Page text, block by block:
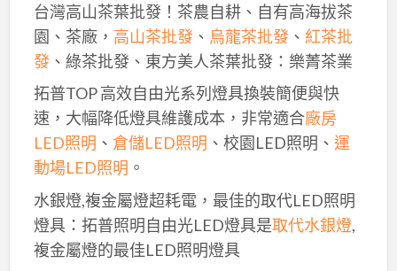
台灣高山茶葉批發！茶農自耕、自有高海拔茶
園、茶廠， 高山茶批發、 烏龍茶批發、 紅茶批
發、綠茶批發、東方美人茶葉批發：樂菁茶業
拓普TOP 高效自由光系列燈具換裝簡便與快
速，大幅降低燈具維護成本，非常適合廠房
LED照明 、 倉儲LED照明 、校園LED照明、 運
動場LED照明 。
水銀燈,複金屬燈超耗電，最佳的取代LED照明
燈具：拓普照明自由光LED燈具是取代水銀燈,
複金屬燈的最佳LED照明燈具